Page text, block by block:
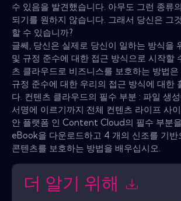
수 있음을 발견했습니다. 아무도 그런 종류
되기를 원하지 않습니다. 그래서 당신은 그
할 수 있습니까?
글쎄, 당신은 실제로 당신이 일하는 방식을
및 규정 준수에 대한 접근 방식으로 시작할
츠 클라우드로 비즈니스를 보호하는 방법은
규정 준수에 대한 우리의 접근 방식에 대한
다. 컨텐츠 클라우드의 필수 부분 : 파일 생
서명에 이르기까지 전체 컨텐츠 라이프 사
안 플랫폼 인 Content Cloud의 필수 부분
eBook을 다운로드하고 4 개의 신조를 기반
콘텐츠를 보호하는 방법을 배우십시오.
더 알기 위해